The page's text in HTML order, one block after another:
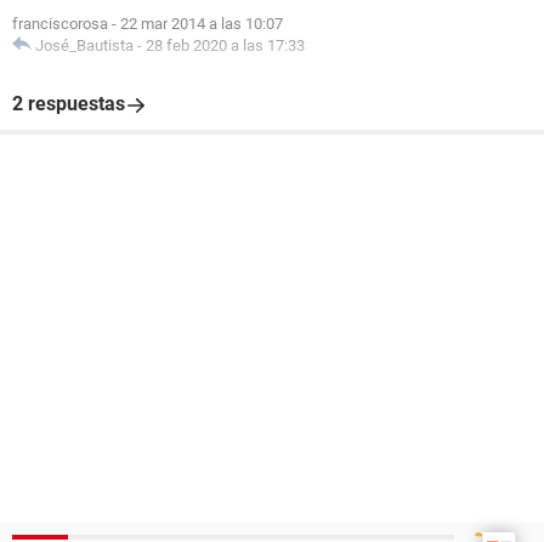
franciscorosa - 22 mar 2014 a las 10:07
José_Bautista - 28 feb 2020 a las 17:33
2 respuestas